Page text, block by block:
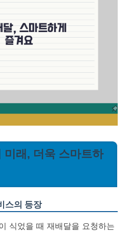
미래, 더욱 스마트하
스의 등장
식었을 때 재배달을 요청하는